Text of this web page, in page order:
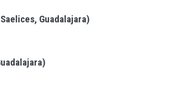
Guadalajara)